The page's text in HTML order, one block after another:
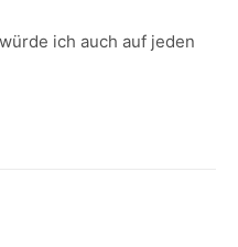
ich auch auf jeden